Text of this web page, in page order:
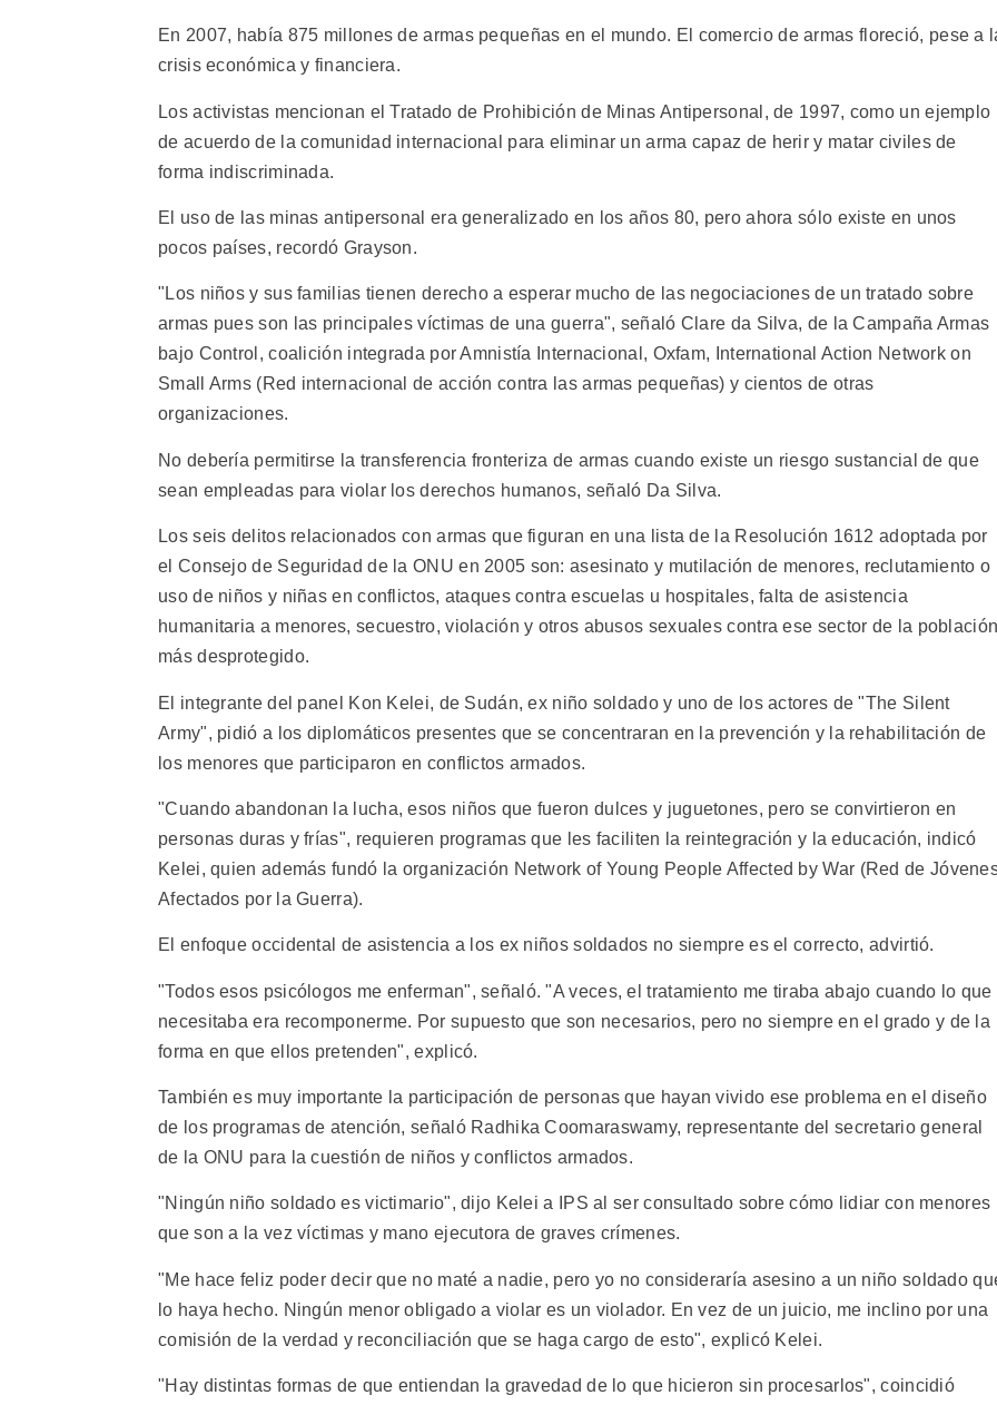
En 2007, había 875 millones de armas pequeñas en el mundo. El comercio de armas floreció, pese a
crisis económica y financiera.
Los activistas mencionan el Tratado de Prohibición de Minas Antipersonal, de 1997, como un ejemplo
de acuerdo de la comunidad internacional para eliminar un arma capaz de herir y matar civiles de
forma indiscriminada.
El uso de las minas antipersonal era generalizado en los años 80, pero ahora sólo existe en unos
pocos países, recordó Grayson.
"Los niños y sus familias tienen derecho a esperar mucho de las negociaciones de un tratado sobre
armas pues son las principales víctimas de una guerra", señaló Clare da Silva, de la Campaña Armas
bajo Control, coalición integrada por Amnistía Internacional, Oxfam, International Action Network on
Small Arms (Red internacional de acción contra las armas pequeñas) y cientos de otras
organizaciones.
No debería permitirse la transferencia fronteriza de armas cuando existe un riesgo sustancial de que
sean empleadas para violar los derechos humanos, señaló Da Silva.
Los seis delitos relacionados con armas que figuran en una lista de la Resolución 1612 adoptada por
el Consejo de Seguridad de la ONU en 2005 son: asesinato y mutilación de menores, reclutamiento o
uso de niños y niñas en conflictos, ataques contra escuelas u hospitales, falta de asistencia
humanitaria a menores, secuestro, violación y otros abusos sexuales contra ese sector de la
más desprotegido.
El integrante del panel Kon Kelei, de Sudán, ex niño soldado y uno de los actores de "The Silent
Army", pidió a los diplomáticos presentes que se concentraran en la prevención y la rehabilitación de
los menores que participaron en conflictos armados.
"Cuando abandonan la lucha, esos niños que fueron dulces y juguetones, pero se convirtieron en
personas duras y frías", requieren programas que les faciliten la reintegración y la educación, indicó
Kelei, quien además fundó la organización Network of Young People Affected by War (Red de
Afectados por la Guerra).
El enfoque occidental de asistencia a los ex niños soldados no siempre es el correcto, advirtió.
"Todos esos psicólogos me enferman", señaló. "A veces, el tratamiento me tiraba abajo cuando lo que
necesitaba era recomponerme. Por supuesto que son necesarios, pero no siempre en el grado y de la
forma en que ellos pretenden", explicó.
También es muy importante la participación de personas que hayan vivido ese problema en el diseño
de los programas de atención, señaló Radhika Coomaraswamy, representante del secretario general
de la ONU para la cuestión de niños y conflictos armados.
"Ningún niño soldado es victimario", dijo Kelei a IPS al ser consultado sobre cómo lidiar con menores
que son a la vez víctimas y mano ejecutora de graves crímenes.
"Me hace feliz poder decir que no maté a nadie, pero yo no consideraría asesino a un niño soldado
lo haya hecho. Ningún menor obligado a violar es un violador. En vez de un juicio, me inclino por una
comisión de la verdad y reconciliación que se haga cargo de esto", explicó Kelei.
"Hay distintas formas de que entiendan la gravedad de lo que hicieron sin procesarlos", coincidió